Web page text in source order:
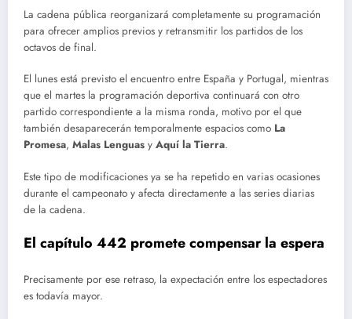
La cadena pública reorganizará completamente su programación
para ofrecer amplios previos y retransmitir los partidos de los
octavos de final.
El lunes está previsto el encuentro entre España y Portugal, mientras
que el martes la programación deportiva continuará con otro
partido correspondiente a la misma ronda, motivo por el que
también desaparecerán temporalmente espacios como La
Promesa, Malas Lenguas y Aquí la Tierra.
Este tipo de modificaciones ya se ha repetido en varias ocasiones
durante el campeonato y afecta directamente a las series diarias
de la cadena.
El capítulo 442 promete compensar la espera
Precisamente por ese retraso, la expectación entre los espectadores
es todavía mayor.